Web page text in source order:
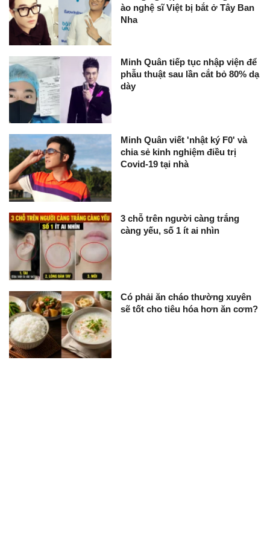
ào nghệ sĩ Việt bị bắt ở Tây Ban
Nha
Minh Quân tiếp tục nhập viện để
phẫu thuật sau lần cắt bỏ 80% dạ
dày
Minh Quân viết 'nhật ký F0' và
chia sẻ kinh nghiệm điều trị
Covid-19 tại nhà
3 chỗ trên người càng trắng
càng yếu, số 1 ít ai nhìn
Có phải ăn cháo thường xuyên
sẽ tốt cho tiêu hóa hơn ăn cơm?